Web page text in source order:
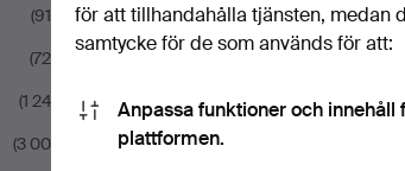
(915)
(726)
(1 243)
(3 004)
för att tillhandahålla tjänsten, medan
samtycke för de som används för att:
Anpassa funktioner och
plattformen.